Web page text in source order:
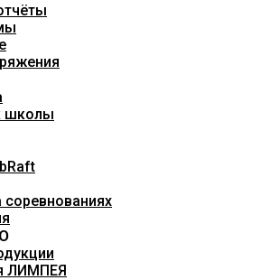
школы
ЛИМПЕЯ